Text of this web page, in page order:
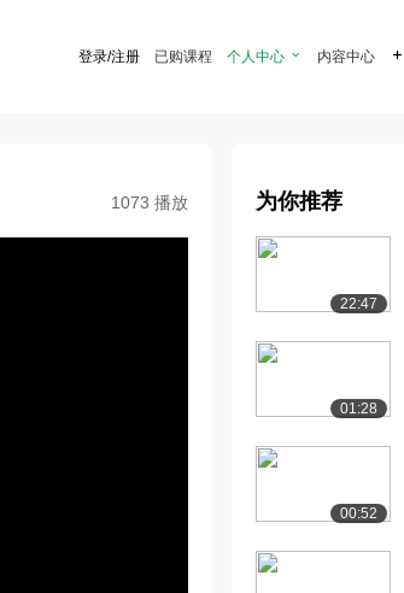
登录/注册 已购课程 个人中心  内容中心 
1073 播放 为你推荐
22:47
01:28
00:52